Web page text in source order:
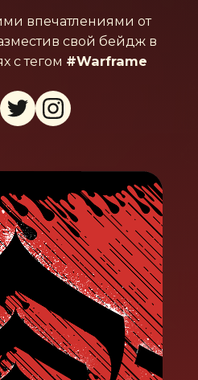
впечатлениями от
свой бейдж в
с тегом #Warframe